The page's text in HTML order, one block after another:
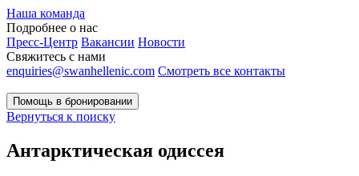
Наша команда
Подробнее о нас
Пресс-Центр Вакансии Новости
Свяжитесь с нами
enquiries@swanhellenic.com Смотреть все контакты
Помощь в бронировании
Вернуться к поиску
Антарктическая одиссея